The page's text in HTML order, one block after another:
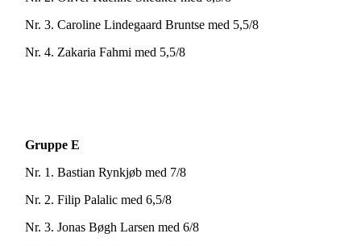
Nr. 3. Caroline Lindegaard Bruntse med 5,5/8
Nr. 4. Zakaria Fahmi med 5,5/8
Gruppe E
Nr. 1. Bastian Rynkjøb med 7/8
Nr. 2. Filip Palalic med 6,5/8
Nr. 3. Jonas Bøgh Larsen med 6/8